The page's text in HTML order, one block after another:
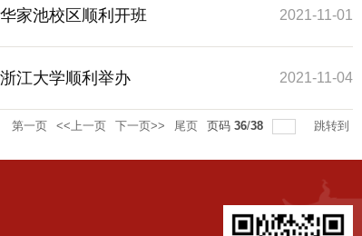
家池校区顺利开班 2021-11-01
江大学顺利举办 2021-11-04
第一页 <<上一页 下一页>> 尾页 页码 36/38 跳转到